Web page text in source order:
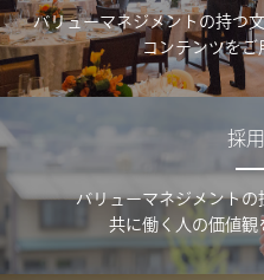
バリューマネジメントの持つ
コンテンツをご
採
バリューマネジメントの
共に働く人の価値観